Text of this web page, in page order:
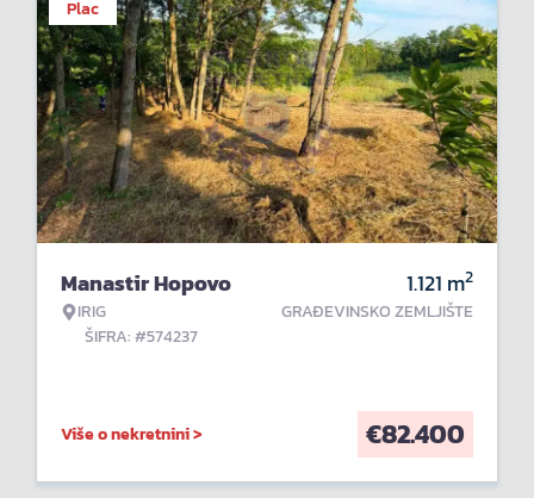
Plac
Manastir Hopovo
IRIG
ŠIFRA: #574237
1.121 m2
GRAĐEVINSKO ZEMLJIŠTE
Više o nekretnini > €82.400